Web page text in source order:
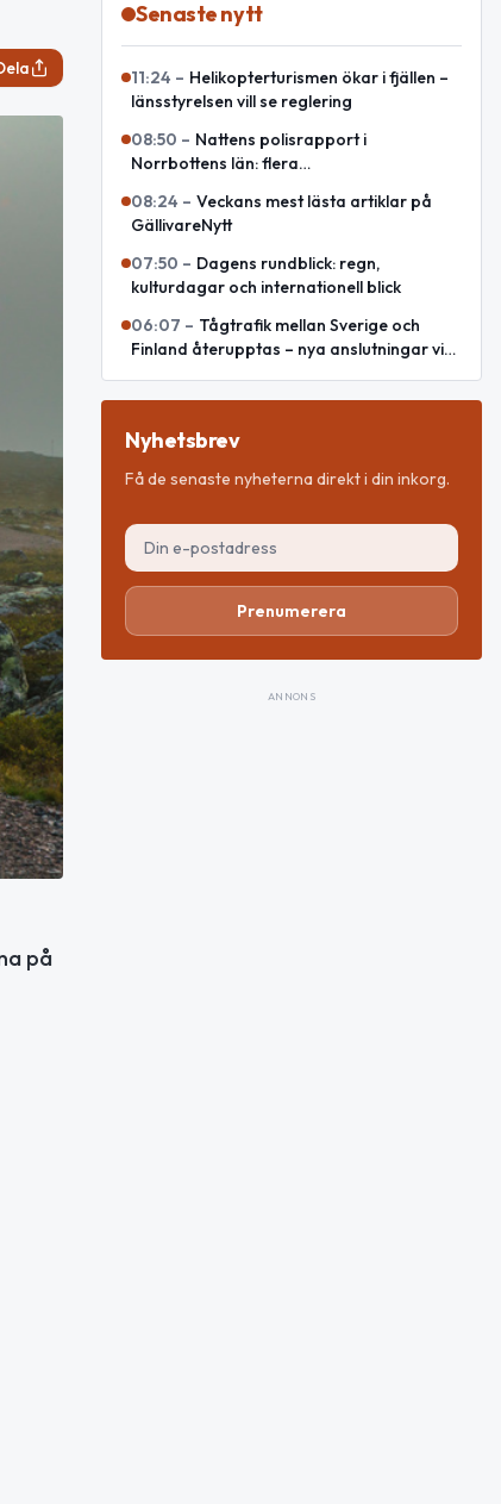
på
Senaste nytt
11:24 – Helikopterturismen ökar i fjällen –
länsstyrelsen vill se reglering
08:50 – Nattens polisrapport i
Norrbottens län: flera
08:24 – Veckans mest lästa artiklar på
GällivareNytt
07:50 – Dagens rundblick: regn,
kulturdagar och internationell blick
06:07 – Tågtrafik mellan Sverige och
Finland återupptas – nya anslutningar via
Nyhetsbrev
Få de senaste nyheterna direkt i din inkorg.
Prenumerera
ANNONS